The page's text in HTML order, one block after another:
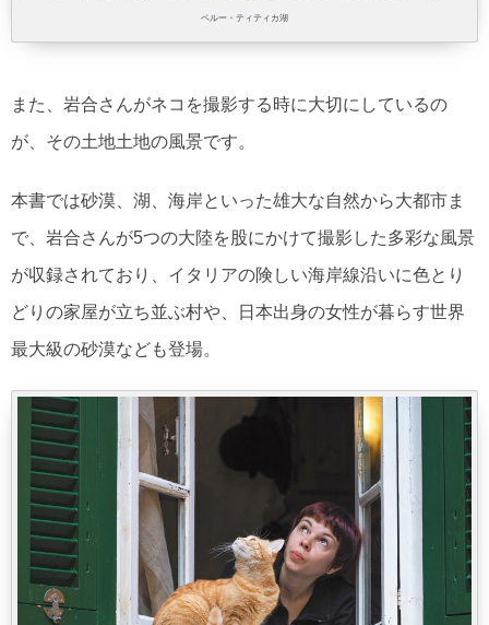
ペルー・ティティカ湖
また、岩合さんがネコを撮影する時に大切にしているの
が、その土地土地の風景です。
本書では砂漠、湖、海岸といった雄大な自然から大都市ま
で、岩合さんが5つの大陸を股にかけて撮影した多彩な風景
が収録されており、イタリアの険しい海岸線沿いに色とり
どりの家屋が立ち並ぶ村や、日本出身の女性が暮らす世界
最大級の砂漠なども登場。